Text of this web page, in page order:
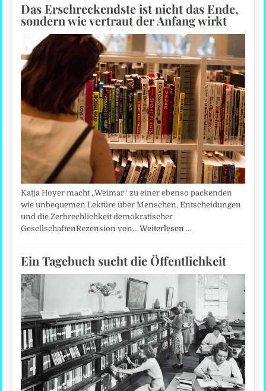
Das Erschreckendste ist nicht das Ende,
sondern wie vertraut der Anfang wirkt
Katja Hoyer macht „Weimar“ zu einer ebenso packenden
wie unbequemen Lektüre über Menschen, Entscheidungen
und die Zerbrechlichkeit demokratischer
GesellschaftenRezension von…Weiterlesen …
Ein Tagebuch sucht die Öffentlichkeit